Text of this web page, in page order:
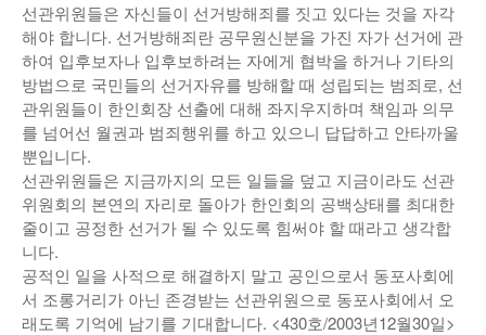
선관위원들은 자신들이 선거방해죄를 짓고 있다는 것을 자각
해야 합니다. 선거방해죄란 공무원신분을 가진 자가 선거에 관
하여 입후보자나 입후보하려는 자에게 협박을 하거나 기타의
방법으로 국민들의 선거자유를 방해할 때 성립되는 범죄로, 선
관위원들이 한인회장 선출에 대해 좌지우지하며 책임과 의무
를 넘어선 월권과 범죄행위를 하고 있으니 답답하고 안타까울
뿐입니다.
선관위원들은 지금까지의 모든 일들을 덮고 지금이라도 선관
위원회의 본연의 자리로 돌아가 한인회의 공백상태를 최대한
줄이고 공정한 선거가 될 수 있도록 힘써야 할 때라고 생각합
니다.
공적인 일을 사적으로 해결하지 말고 공인으로서 동포사회에
서 조롱거리가 아닌 존경받는 선관위원으로 동포사회에서 오
래도록 기억에 남기를 기대합니다. <430호/2003년12월30일>